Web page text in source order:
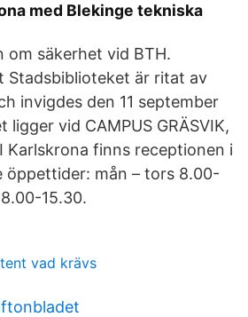
med Blekinge tekniska
om säkerhet vid BTH.
Stadsbiblioteket är ritat av
invigdes den 11 september
ligger vid CAMPUS GRÄSVIK,
Karlskrona finns receptionen i
öppettider: mån – tors 8.00-
15.30.
vad krävs